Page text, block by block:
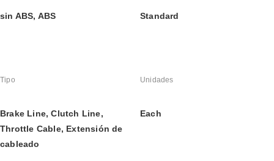
sin ABS, ABS Standard
Tipo
Brake Line, Clutch Line,
Throttle Cable, Extensión de
cableado
Unidades
Each